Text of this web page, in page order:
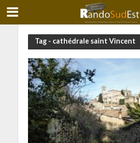
Tag - cathédrale saint Vincent